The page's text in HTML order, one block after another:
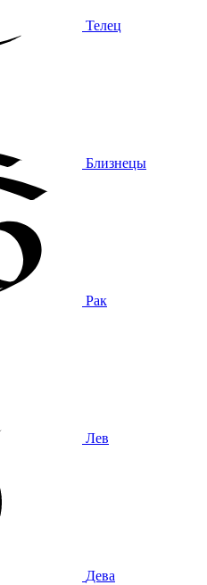
Телец
Близнецы
Рак
Лев
Дева